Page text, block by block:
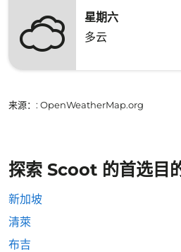
星期六
多云
来源： : OpenWeatherMap.org
探索 Scoot 的首选目
新加坡
清萊
布吉